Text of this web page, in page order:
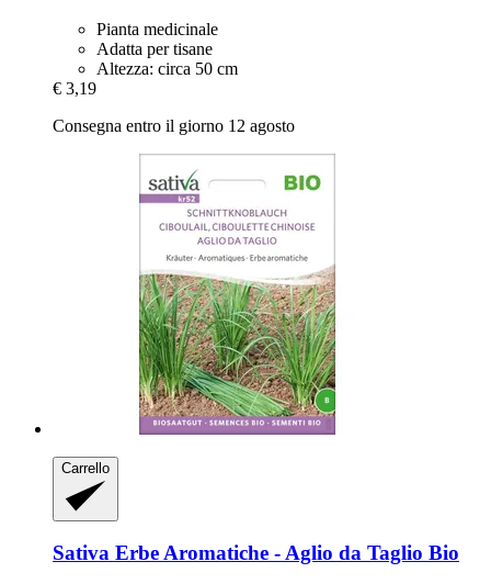
Pianta medicinale
Adatta per tisane
Altezza: circa 50 cm
€ 3,19
Consegna entro il giorno 12 agosto
Carrello
Sativa Erbe Aromatiche -​ Aglio da Taglio Bio